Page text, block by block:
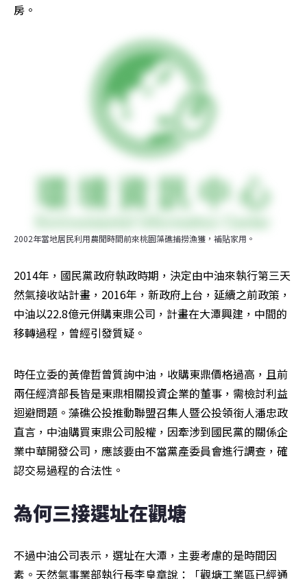
房。
2002年當地居民利用農閒時間前來桃園藻礁捕撈漁獲，補貼家用。
2014年，國民黨政府執政時期，決定由中油來執行第三天
然氣接收站計畫，2016年，新政府上台，延續之前政策，
中油以22.8億元併購東鼎公司，計畫在大潭興建，中間的
移轉過程，曾經引發質疑。
時任立委的黃偉哲曾質詢中油，收購東鼎價格過高，且前
兩任經濟部長皆是東鼎相關投資企業的董事，需檢討利益
迴避問題。藻礁公投推動聯盟召集人暨公投領銜人潘忠政
直言，中油購買東鼎公司股權，因牽涉到國民黨的關係企
業中華開發公司，應該要由不當黨產委員會進行調查，確
認交易過程的合法性。
為何三接選址在觀塘
不過中油公司表示，選址在大潭，主要考慮的是時間因
素。天然氣事業部執行長李皇章說：「觀塘工業區已經通